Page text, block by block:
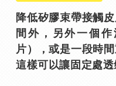
降低矽膠束帶接觸
間外，另外一個
片），或是一段時
這樣可以讓固定處透